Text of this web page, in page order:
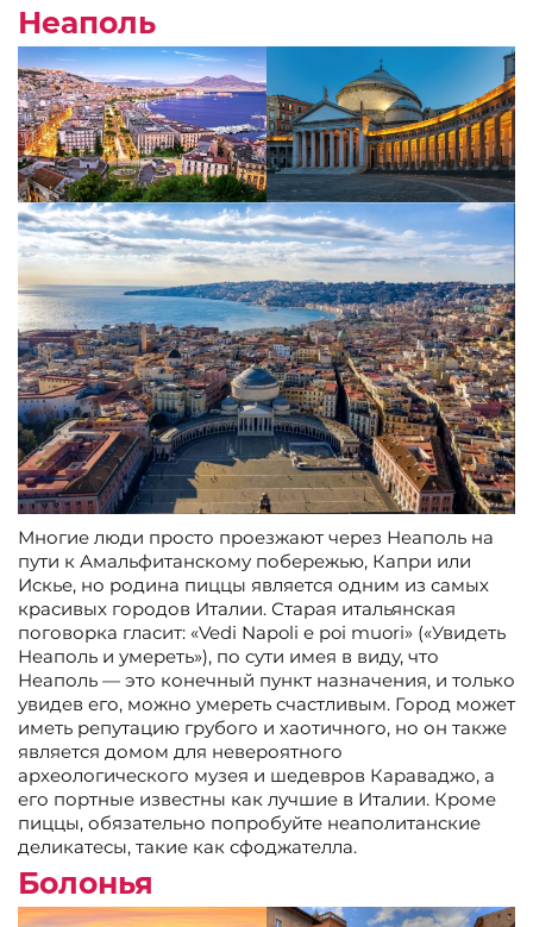
Неаполь
Многие люди просто проезжают через Неаполь на
пути к Амальфитанскому побережью, Капри или
Искье, но родина пиццы является одним из самых
красивых городов Италии. Старая итальянская
поговорка гласит: «Vedi Napoli e poi muori» («Увидеть
Неаполь и умереть»), по сути имея в виду, что
Неаполь — это конечный пункт назначения, и только
увидев его, можно умереть счастливым. Город может
иметь репутацию грубого и хаотичного, но он также
является домом для невероятного
археологического музея и шедевров Караваджо, а
его портные известны как лучшие в Италии. Кроме
пиццы, обязательно попробуйте неаполитанские
деликатесы, такие как сфоджателла.
Болонья